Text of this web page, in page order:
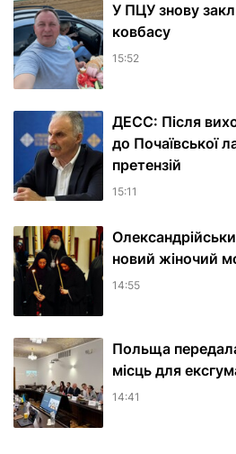
У ПЦУ знову
ковбасу
15:52
ДЕСС: Після
до Почаївської
претензій
15:11
новий жіночий
14:55
Польща
місць для
14:41